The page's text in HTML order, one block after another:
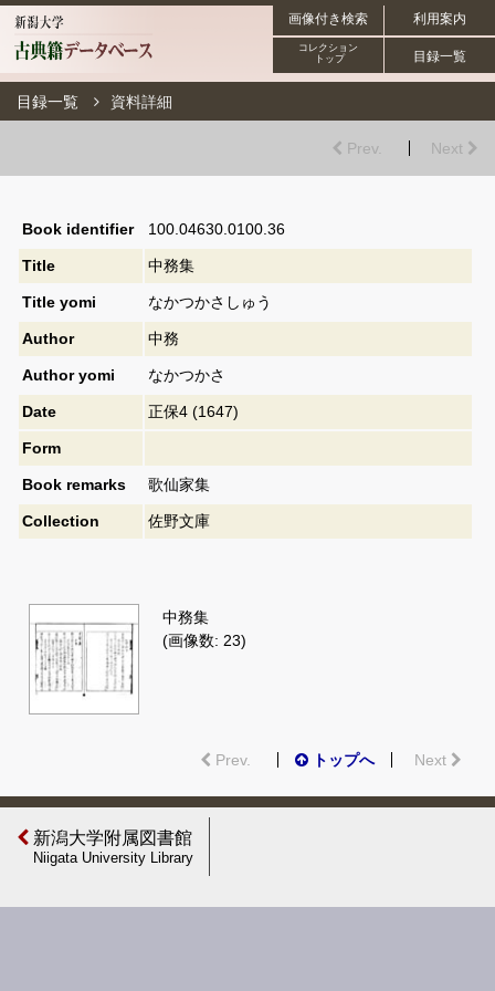
利用案内
画像付き検索
目録一覧
コレクション
トップ
目録一覧 資料詳細
Prev. Next
Book identifier 100.04630.0100.36
Title 中務集
Title yomi なかつかさしゅう
Author 中務
Author yomi なかつかさ
Date 正保4 (1647)
Form
Book remarks 歌仙家集
Collection 佐野文庫
中務集
(画像数: 23)
Prev. トップへ Next
新潟大学附属図書館
Niigata University Library